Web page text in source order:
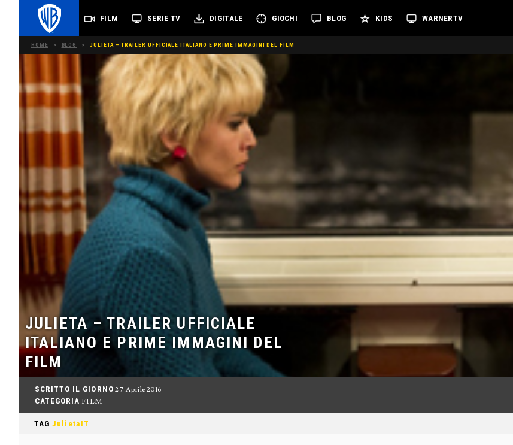
FILM SERIE TV DIGITALE GIOCHI BLOG KIDS WARNERTV
HOME > BLOG > JULIETA – TRAILER UFFICIALE ITALIANO E PRIME IMMAGINI DEL FILM
JULIETA – TRAILER UFFICIALE
ITALIANO E PRIME IMMAGINI DEL
FILM
SCRITTO IL GIORNO 27 Aprile 2016
CATEGORIA FILM
TAGJulietaIT